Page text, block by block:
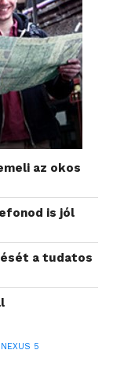
az okos
is jól
a tudatos
NEXUS 5